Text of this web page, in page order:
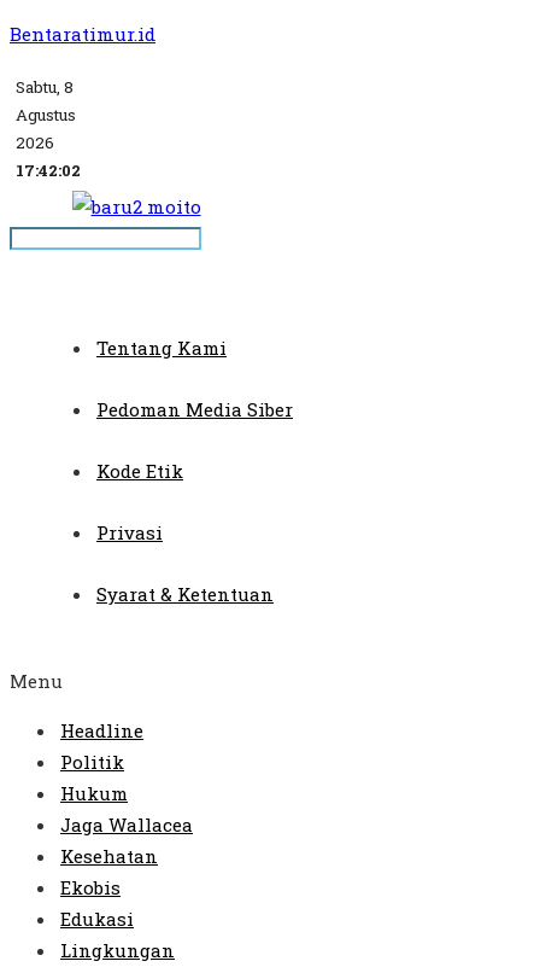
Bentaratimur.id
Sabtu, 8
Agustus
2026
17:42:03
Tentang Kami
Pedoman Media Siber
Kode Etik
Privasi
Syarat & Ketentuan
Menu
Headline
Politik
Hukum
Jaga Wallacea
Kesehatan
Ekobis
Edukasi
Lingkungan